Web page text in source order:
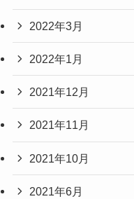
2022年3月
2022年1月
2021年12月
2021年11月
2021年10月
2021年6月